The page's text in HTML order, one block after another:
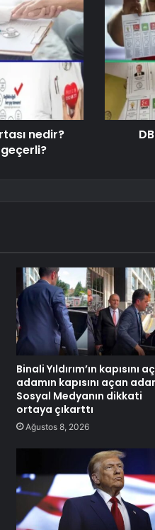
nedir?
Binali Yıldırım’ın kapısını
adamın kapısını açan
Sosyal Medyanın dikkati
ortaya çıkarttı
Ağustos 8, 2026